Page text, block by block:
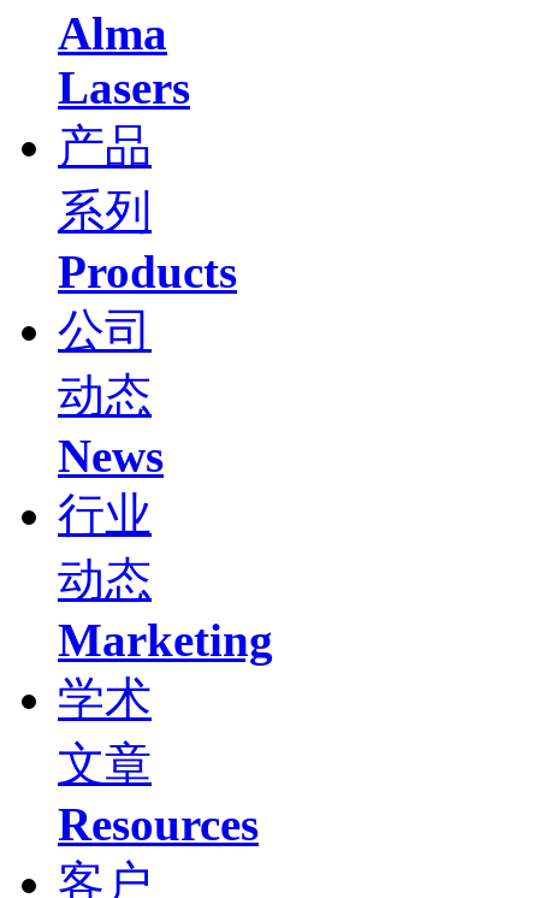
Alma
Lasers
产品
系列
Products
公司
动态
News
行业
动态
Marketing
学术
文章
Resources
客户